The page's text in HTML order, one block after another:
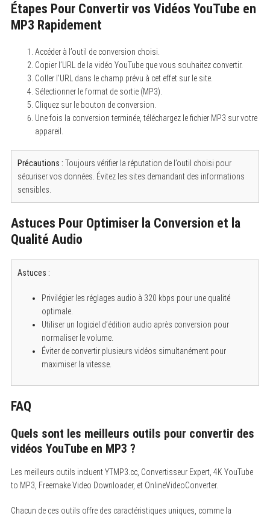
Étapes Pour Convertir vos Vidéos YouTube en
MP3 Rapidement
Accéder à l’outil de conversion choisi.
Copier l’URL de la vidéo YouTube que vous souhaitez convertir.
Coller l’URL dans le champ prévu à cet effet sur le site.
Sélectionner le format de sortie (MP3).
Cliquez sur le bouton de conversion.
Une fois la conversion terminée, téléchargez le fichier MP3 sur votre
appareil.
Précautions : Toujours vérifier la réputation de l’outil choisi pour
sécuriser vos données. Évitez les sites demandant des informations
sensibles.
Astuces Pour Optimiser la Conversion et la
Qualité Audio
Astuces :
Privilégier les réglages audio à 320 kbps pour une qualité
optimale.
Utiliser un logiciel d’édition audio après conversion pour
normaliser le volume.
Éviter de convertir plusieurs vidéos simultanément pour
maximiser la vitesse.
FAQ
Quels sont les meilleurs outils pour convertir des
vidéos YouTube en MP3 ?
Les meilleurs outils incluent YTMP3.cc, Convertisseur Expert, 4K YouTube
to MP3, Freemake Video Downloader, et OnlineVideoConverter.
Chacun de ces outils offre des caractéristiques uniques, comme la
a
r
f
o